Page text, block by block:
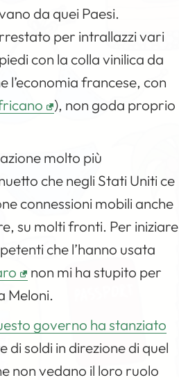
da quei Paesi.
per intrallazzi vari
con la colla vinilica da
l’economia francese, con
), non goda proprio
molto più
che negli Stati Uniti ce
connessioni mobili anche
su molti fronti. Per iniziare
che l’hanno usata
non mi ha stupito per
Meloni.
governo ha stanziato
soldi in direzione di quel
non vedano il loro ruolo